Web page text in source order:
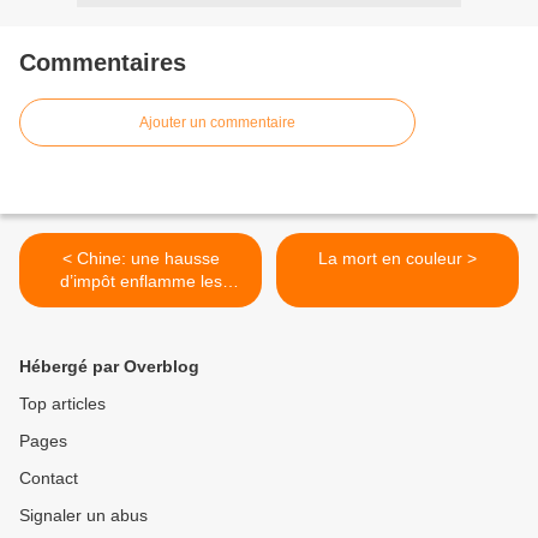
Commentaires
Ajouter un commentaire
< Chine: une hausse
d’impôt enflamme les
commerçants de Zhili
La mort en couleur >
Hébergé par Overblog
Top articles
Pages
Contact
Signaler un abus